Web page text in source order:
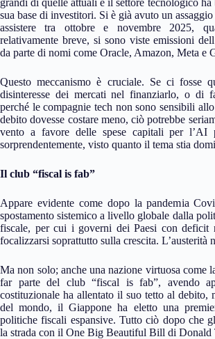
sua base di investitori. Si è già avuto un
assistere tra ottobre e novembre 2025,
relativamente breve, si sono viste emissioni
da parte di nomi come Oracle, Amazon, Meta e
Questo meccanismo è cruciale. Se ci fosse
disinteresse dei mercati nel finanziarlo, o di
perché le compagnie tech non sono sensibili
debito dovesse costare meno, ciò potrebbe
vento a favore delle spese capitali per l’AI
sorprendentemente, visto quanto il tema stia
Il club “fiscal is fab”
Appare evidente come dopo la pandemia
spostamento sistemico a livello globale dalla
fiscale, per cui i governi dei Paesi con deficit
focalizzarsi soprattutto sulla crescita. L’austerità
Ma non solo; anche una nazione virtuosa come
far parte del club “fiscal is fab”, avendo
costituzionale ha allentato il suo tetto al debito,
del mondo, il Giappone ha eletto una
politiche fiscali espansive. Tutto ciò dopo che
la strada con il One Big Beautiful Bill di Donald